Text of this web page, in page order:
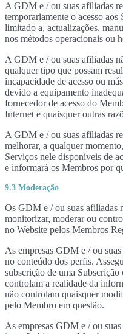
A GDM e / ou suas afiliadas
temporariamente o acesso
limitado a, actualizações,
nos métodos operacionais ou
A GDM e / ou suas afiliadas
qualquer tipo que possam
incapacidade de acesso ou
devido a equipamento
fornecedor de acesso do
Internet e quaisquer outras
A GDM e / ou suas afiliadas
melhorar, a qualquer
Serviços nele disponíveis de
e informará os Membros por
9.3 Moderação
Os GDM e / ou suas afiliadas
monitorizar, moderar ou
no Website pelos Membros
As empresas GDM e / ou
no conteúdo dos perfis.
subscrição de uma
controlam a realidade da
não controlam quaisquer
pelo Membro em questão.
As empresas GDM e / ou